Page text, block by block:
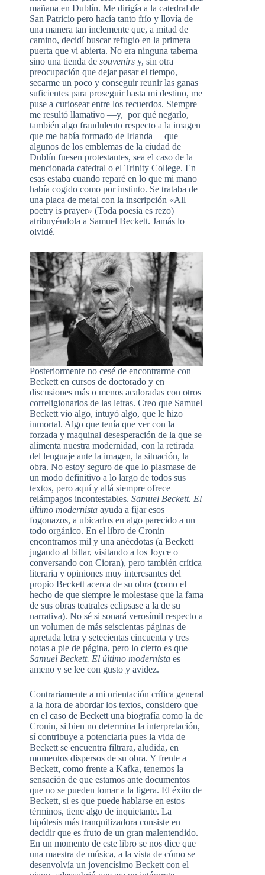
mañana en Dublín. Me dirigía a la catedral de
San Patricio pero hacía tanto frío y llovía de
una manera tan inclemente que, a mitad de
camino, decidí buscar refugio en la primera
puerta que vi abierta. No era ninguna taberna
sino una tienda de souvenirs y, sin otra
preocupación que dejar pasar el tiempo,
secarme un poco y conseguir reunir las ganas
suficientes para proseguir hasta mi destino, me
puse a curiosear entre los recuerdos. Siempre
me resultó llamativo —y, por qué negarlo,
también algo fraudulento respecto a la imagen
que me había formado de Irlanda— que
algunos de los emblemas de la ciudad de
Dublín fuesen protestantes, sea el caso de la
mencionada catedral o el Trinity College. En
esas estaba cuando reparé en lo que mi mano
había cogido como por instinto. Se trataba de
una placa de metal con la inscripción «All
poetry is prayer» (Toda poesía es rezo)
atribuyéndola a Samuel Beckett. Jamás lo
olvidé.
Posteriormente no cesé de encontrarme con
Beckett en cursos de doctorado y en
discusiones más o menos acaloradas con otros
correligionarios de las letras. Creo que Samuel
Beckett vio algo, intuyó algo, que le hizo
inmortal. Algo que tenía que ver con la
forzada y maquinal desesperación de la que se
alimenta nuestra modernidad, con la retirada
del lenguaje ante la imagen, la situación, la
obra. No estoy seguro de que lo plasmase de
un modo definitivo a lo largo de todos sus
textos, pero aquí y allá siempre ofrece
relámpagos incontestables. Samuel Beckett. El
último modernista ayuda a fijar esos
fogonazos, a ubicarlos en algo parecido a un
todo orgánico. En el libro de Cronin
encontramos mil y una anécdotas (a Beckett
jugando al billar, visitando a los Joyce o
conversando con Cioran), pero también crítica
literaria y opiniones muy interesantes del
propio Beckett acerca de su obra (como el
hecho de que siempre le molestase que la fama
de sus obras teatrales eclipsase a la de su
narrativa). No sé si sonará verosímil respecto a
un volumen de más seiscientas páginas de
apretada letra y setecientas cincuenta y tres
notas a pie de página, pero lo cierto es que
Samuel Beckett. El último modernista es
ameno y se lee con gusto y avidez.
Contrariamente a mi orientación crítica general
a la hora de abordar los textos, considero que
en el caso de Beckett una biografía como la de
Cronin, si bien no determina la interpretación,
sí contribuye a potenciarla pues la vida de
Beckett se encuentra filtrara, aludida, en
momentos dispersos de su obra. Y frente a
Beckett, como frente a Kafka, tenemos la
sensación de que estamos ante documentos
que no se pueden tomar a la ligera. El éxito de
Beckett, si es que puede hablarse en estos
términos, tiene algo de inquietante. La
hipótesis más tranquilizadora consiste en
decidir que es fruto de un gran malentendido.
En un momento de este libro se nos dice que
una maestra de música, a la vista de cómo se
desenvolvía un jovencísimo Beckett con el